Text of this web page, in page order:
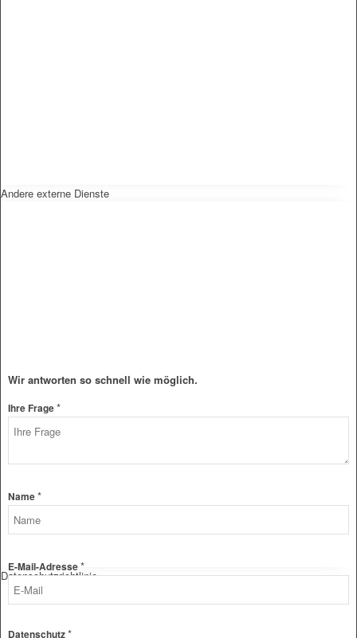
Andere externe Dienste
Datenschutzrichtlinie
Wir antworten so schnell wie möglich.
Layout
Datenschutz
Ihre Frage*
Name*
E-Mail-Adresse*
Datenschutz*